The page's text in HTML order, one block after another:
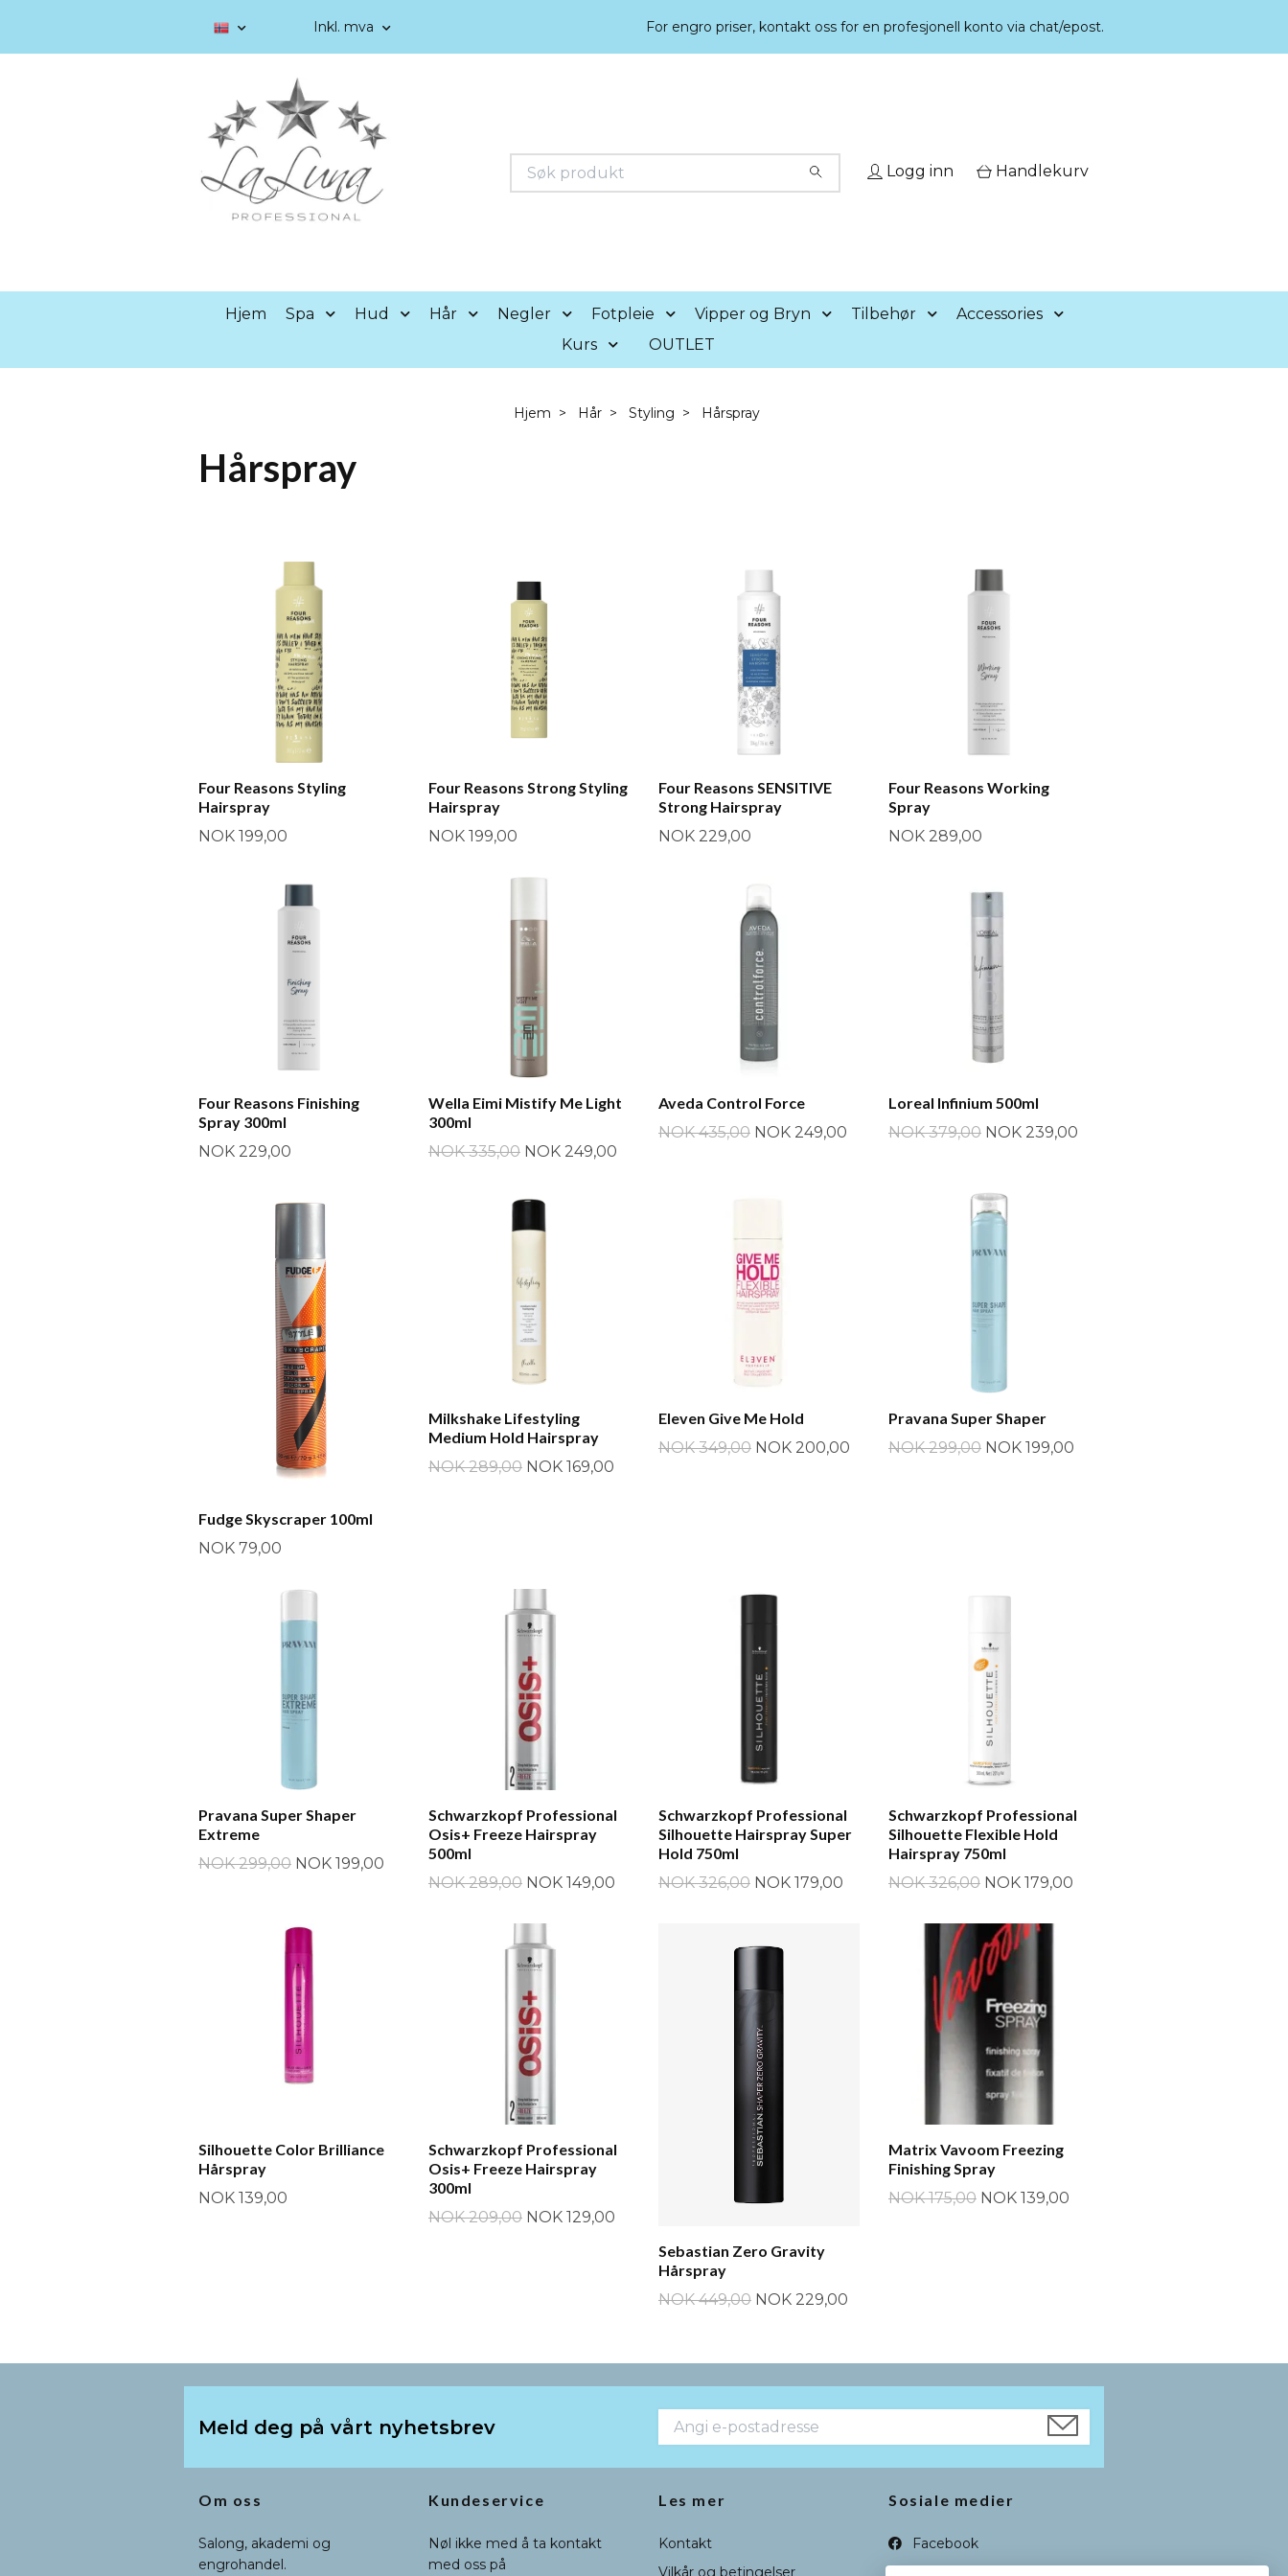
Inkl. mva For engro priser, kontakt oss for en profesjonell konto via chat/epost.
Logg inn Handlekurv
Hjem Spa Hud Hår Negler Fotpleie Vipper og Bryn Tilbehør
Accessories
Kurs
OUTLET
Hjem Hår Styling Hårspray
Hårspray
Four Reasons Styling
Hairspray
NOK 199,00
Four Reasons Strong Styling
Hairspray
NOK 199,00
Four Reasons SENSITIVE
Strong Hairspray
NOK 229,00
Four Reasons Working
Spray
NOK 289,00
Four Reasons Finishing
Spray 300ml
NOK 229,00
Wella Eimi Mistify Me Light
300ml
NOK 335,00 NOK 249,00
Aveda Control Force
NOK 435,00 NOK 249,00
Loreal Infinium 500ml
NOK 379,00 NOK 239,00
Fudge Skyscraper 100ml
NOK 79,00
Milkshake Lifestyling
Medium Hold Hairspray
NOK 289,00 NOK 169,00
Eleven Give Me Hold
NOK 349,00 NOK 200,00
Pravana Super Shaper
NOK 299,00 NOK 199,00
Pravana Super Shaper
Extreme
NOK 299,00 NOK 199,00
Schwarzkopf Professional
Osis+ Freeze Hairspray
500ml
NOK 289,00 NOK 149,00
Schwarzkopf Professional
Silhouette Hairspray Super
Hold 750ml
NOK 326,00 NOK 179,00
Schwarzkopf Professional
Silhouette Flexible Hold
Hairspray 750ml
NOK 326,00 NOK 179,00
Silhouette Color Brilliance
Hårspray
NOK 139,00
Schwarzkopf Professional
Osis+ Freeze Hairspray
300ml
NOK 209,00 NOK 129,00
Sebastian Zero Gravity
Hårspray
NOK 449,00 NOK 229,00
Matrix Vavoom Freezing
Finishing Spray
NOK 175,00 NOK 139,00
Meld deg på vårt nyhetsbrev
Om oss
Salong, akademi og
engrohandel.
Kundeservice
Nøl ikke med å ta kontakt
med oss på
Les mer
Kontakt
Vilkår og betingelser
Sosiale medier
Facebook